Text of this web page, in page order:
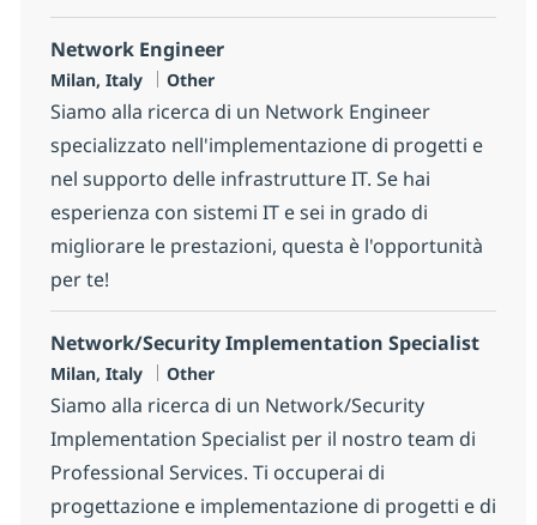
Network Engineer
Location
Milan, Italy Category
Other
Siamo alla ricerca di un Network Engineer
specializzato nell'implementazione di progetti e
nel supporto delle infrastrutture IT. Se hai
esperienza con sistemi IT e sei in grado di
migliorare le prestazioni, questa è l'opportunità
per te!
Network/Security Implementation Specialist
Location
Milan, Italy Category
Other
Siamo alla ricerca di un Network/Security
Implementation Specialist per il nostro team di
Professional Services. Ti occuperai di
progettazione e implementazione di progetti e di